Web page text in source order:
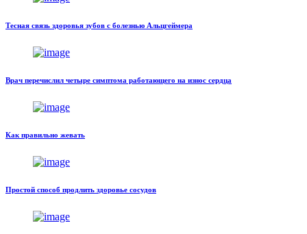
Тесная связь здоровья зубов с болезнью Альцгеймера
Врач перечислил четыре симптома работающего на износ сердца
Как правильно жевать
Простой способ продлить здоровье сосудов